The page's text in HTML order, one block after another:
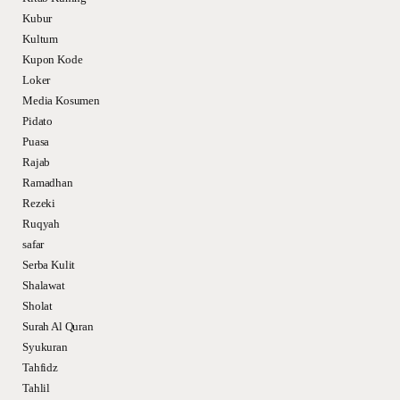
Kubur
Kultum
Kupon Kode
Loker
Media Kosumen
Pidato
Puasa
Rajab
Ramadhan
Rezeki
Ruqyah
safar
Serba Kulit
Shalawat
Sholat
Surah Al Quran
Syukuran
Tahfidz
Tahlil